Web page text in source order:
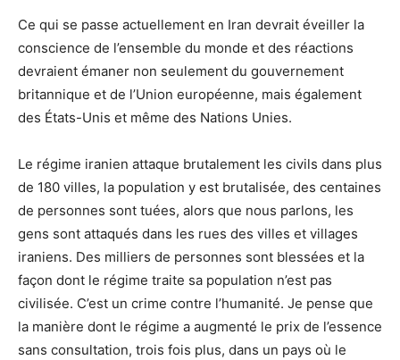
Ce qui se passe actuellement en Iran devrait éveiller la
conscience de l’ensemble du monde et des réactions
devraient émaner non seulement du gouvernement
britannique et de l’Union européenne, mais également
des États-Unis et même des Nations Unies.
Le régime iranien attaque brutalement les civils dans plus
de 180 villes, la population y est brutalisée, des centaines
de personnes sont tuées, alors que nous parlons, les
gens sont attaqués dans les rues des villes et villages
iraniens. Des milliers de personnes sont blessées et la
façon dont le régime traite sa population n’est pas
civilisée. C’est un crime contre l’humanité. Je pense que
la manière dont le régime a augmenté le prix de l’essence
sans consultation, trois fois plus, dans un pays où le